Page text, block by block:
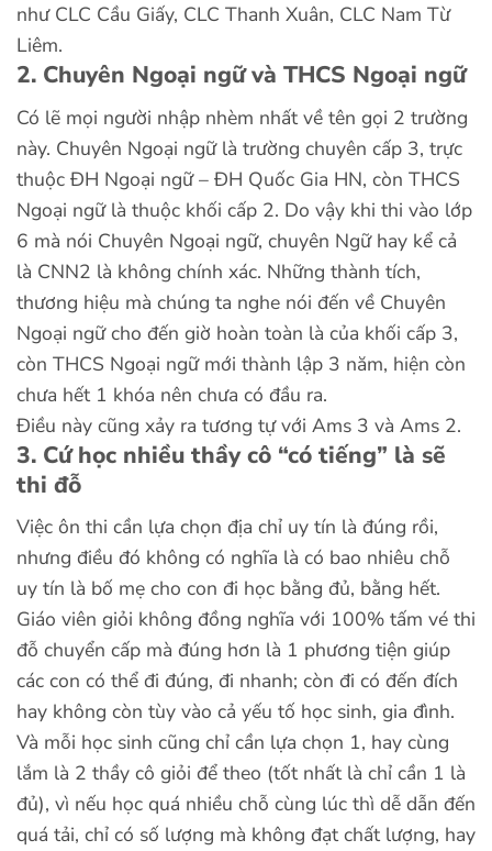
như CLC Cầu Giấy, CLC Thanh Xuân, CLC Nam Từ
Liêm.
2. Chuyên Ngoại ngữ và THCS Ngoại ngữ
Có lẽ mọi người nhập nhèm nhất về tên gọi 2 trường
này. Chuyên Ngoại ngữ là trường chuyên cấp 3, trực
thuộc ĐH Ngoại ngữ – ĐH Quốc Gia HN, còn THCS
Ngoại ngữ là thuộc khối cấp 2. Do vậy khi thi vào lớp
6 mà nói Chuyên Ngoại ngữ, chuyên Ngữ hay kể cả
là CNN2 là không chính xác. Những thành tích,
thương hiệu mà chúng ta nghe nói đến về Chuyên
Ngoại ngữ cho đến giờ hoàn toàn là của khối cấp 3,
còn THCS Ngoại ngữ mới thành lập 3 năm, hiện còn
chưa hết 1 khóa nên chưa có đầu ra.
Điều này cũng xảy ra tương tự với Ams 3 và Ams 2.
3. Cứ học nhiều thầy cô “có tiếng” là sẽ
thi đỗ
Việc ôn thi cần lựa chọn địa chỉ uy tín là đúng rồi,
nhưng điều đó không có nghĩa là có bao nhiêu chỗ
uy tín là bố mẹ cho con đi học bằng đủ, bằng hết.
Giáo viên giỏi không đồng nghĩa với 100% tấm vé thi
đỗ chuyển cấp mà đúng hơn là 1 phương tiện giúp
các con có thể đi đúng, đi nhanh; còn đi có đến đích
hay không còn tùy vào cả yếu tố học sinh, gia đình.
Và mỗi học sinh cũng chỉ cần lựa chọn 1, hay cùng
lắm là 2 thầy cô giỏi để theo (tốt nhất là chỉ cần 1 là
đủ), vì nếu học quá nhiều chỗ cùng lúc thì dễ dẫn đến
quá tải, chỉ có số lượng mà không đạt chất lượng, hay